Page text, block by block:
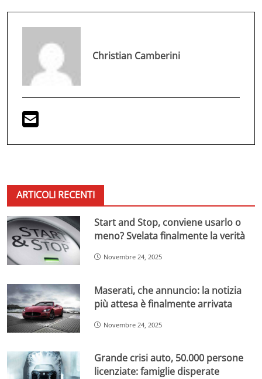
Christian Camberini
ARTICOLI RECENTI
Start and Stop, conviene usarlo o
meno? Svelata finalmente la verità
Novembre 24, 2025
Maserati, che annuncio: la notizia
più attesa è finalmente arrivata
Novembre 24, 2025
Grande crisi auto, 50.000 persone
licenziate: famiglie disperate